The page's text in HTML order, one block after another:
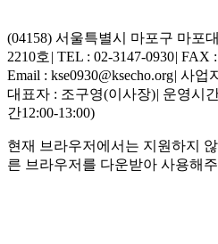
(04158) 서울특별시 마포구 마포
2210호 | TEL : 02-3147-0930| FAX :
Email : kse0930@ksecho.org| 사업
대표자 : 조구영(이사장)| 운영시
간12:00-13:00)
현재 브라우저에서는 지원하지
른 브라우저를 다운받아 사용해